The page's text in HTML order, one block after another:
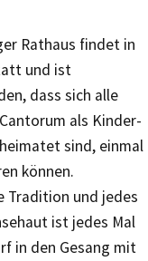
Rathaus findet in
und ist
dass sich alle
als Kinder-
sind, einmal
können.
Tradition und jedes
ist jedes Mal
in den Gesang mit